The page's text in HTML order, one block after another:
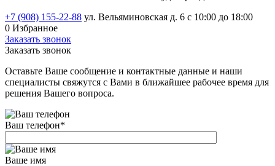
+7 (908) 155-22-88 ул. Вельяминовская д. 6 с 10:00 до 18:00
0 Избранное
Заказать звонок
Заказать звонок
Оставьте Ваше сообщение и контактные данные и наши
специалисты свяжутся с Вами в ближайшее рабочее время для
решения Вашего вопроса.
Ваш телефон*
Ваше имя